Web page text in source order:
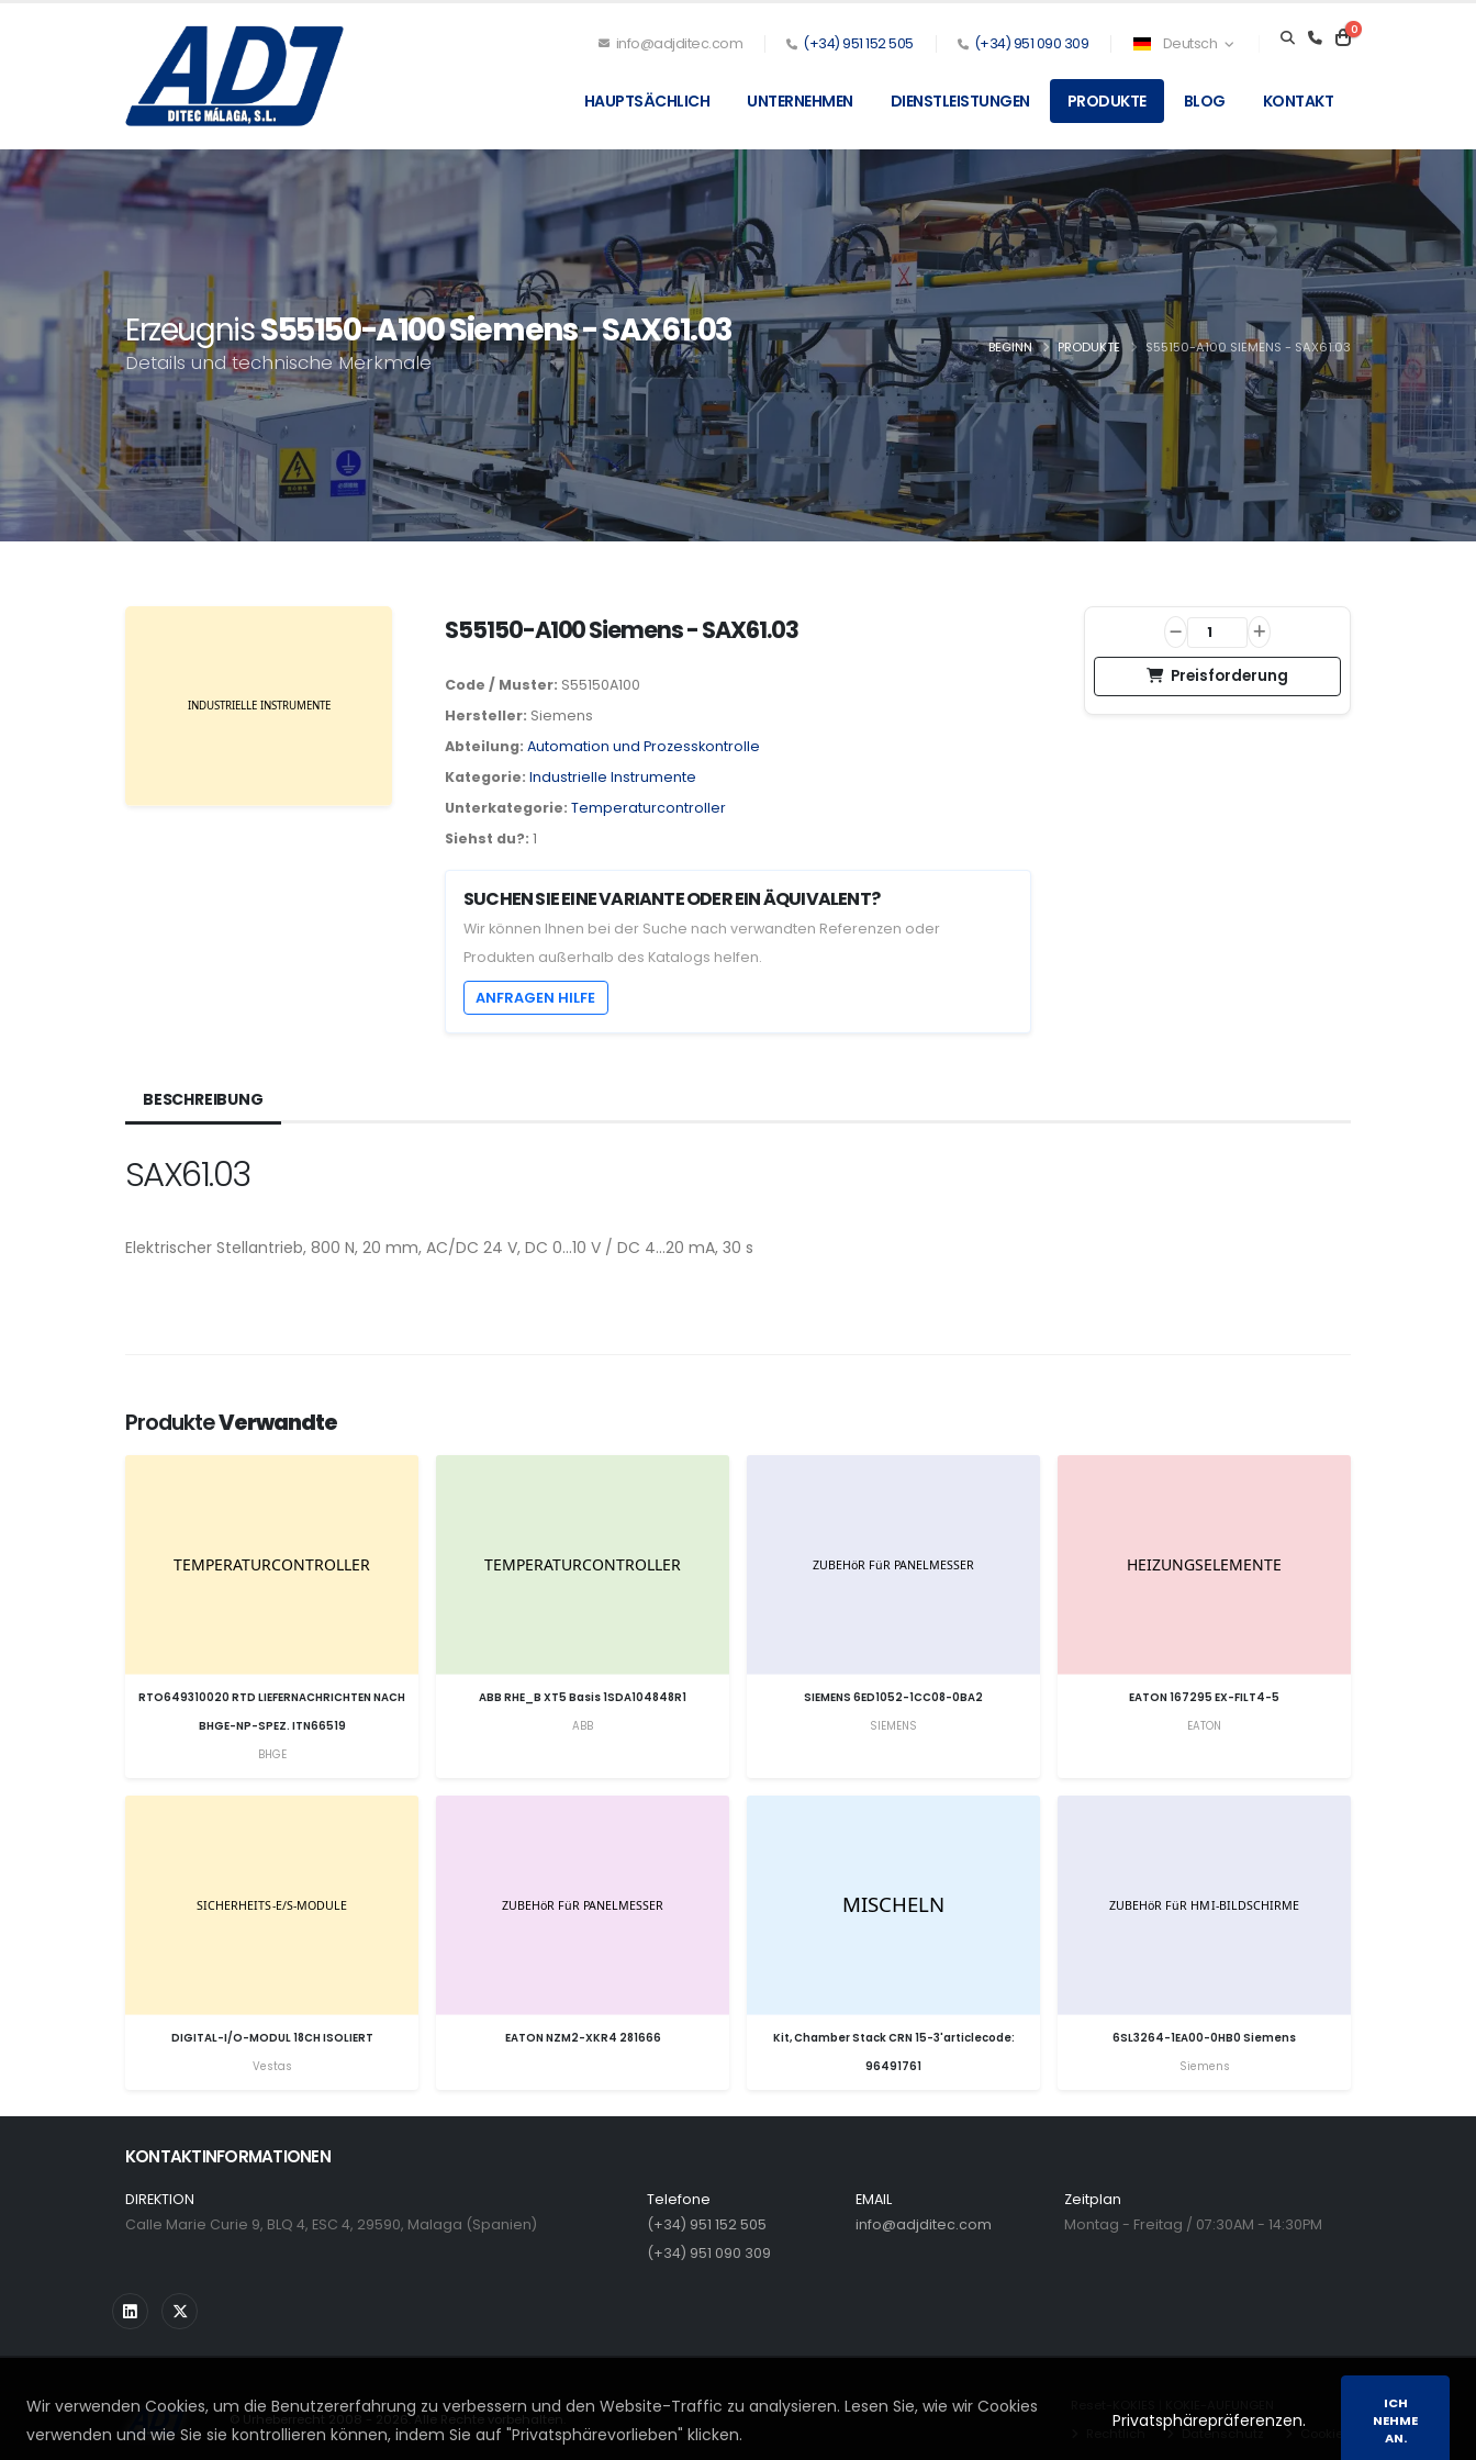
Wir verwenden Cookies, um die Benutzererfahrung zu verbessern und den Website-Traffic zu analysieren. Lesen Sie, wie wir Cookies
verwenden und wie Sie sie kontrollieren können, indem Sie auf "Privatsphärevorlieben" klicken.
Privatsphärepräferenzen.
ICH
NEHME
AN.
info@adjditec.com (+34) 951 152 505 (+34) 951 090 309 Deutsch
0
HAUPTSÄCHLICH UNTERNEHMEN DIENSTLEISTUNGEN PRODUKTE BLOG KONTAKT
ErzeugnisS55150-A100 Siemens - SAX61.03
Details und technische Merkmale
BEGINN PRODUKTE S55150-A100 SIEMENS - SAX61.03
S55150-A100 Siemens - SAX61.03
Code / Muster: S55150A100
Hersteller: Siemens
Abteilung: Automation und Prozesskontrolle
Kategorie: Industrielle Instrumente
Unterkategorie: Temperaturcontroller
Siehst du?: 1
SUCHEN SIE EINE VARIANTE ODER EIN ÄQUIVALENT?
Wir können Ihnen bei der Suche nach verwandten Referenzen oder
Produkten außerhalb des Katalogs helfen.
ANFRAGEN HILFE
Preisforderung
BESCHREIBUNG
SAX61.03
Elektrischer Stellantrieb, 800 N, 20 mm, AC/DC 24 V, DC 0...10 V / DC 4...20 mA, 30 s
ProdukteVerwandte
RTO649310020 RTD LIEFERNACHRICHTEN NACH
BHGE-NP-SPEZ. ITN66519
BHGE
ABB RHE_B XT5 Basis 1SDA104848R1
ABB
SIEMENS 6ED1052-1CC08-0BA2
SIEMENS
EATON 167295 EX-FILT4-5
EATON
DIGITAL-I/O-MODUL 18CH ISOLIERT
Vestas
EATON NZM2-XKR4 281666
Kit, Chamber Stack CRN 15-3'articlecode:
96491761
6SL3264-1EA00-0HB0 Siemens
Siemens
KONTAKTINFORMATIONEN
DIREKTION
Calle Marie Curie 9, BLQ 4, ESC 4, 29590, Malaga (Spanien)
Telefone
(+34) 951 152 505
(+34) 951 090 309
EMAIL
info@adjditec.com
Zeitplan
Montag - Freitag / 07:30AM - 14:30PM
© Urheberrecht 2008 - 2026. Alle Rechte vorbehalten.
Datenschutz